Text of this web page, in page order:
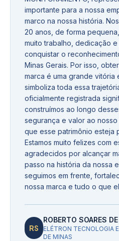
importante para a nossa
marco na nossa história.
20 anos, de forma
muito trabalho, dedicação
conquistar o
Minas Gerais. Por isso,
marca é uma grande vitória
simboliza toda essa
oficialmente registrada
construímos ao longo
segurança e valor ao
que esse patrimônio esteja
Estamos muito felizes com
agradecidos por alcançar
passo na história da nossa
seguimos em frente,
nossa marca e tudo o que
RS
ROBERTO SOARES
ELÉTRON TECNOLOGIA
DE MINAS